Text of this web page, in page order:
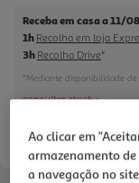
mm, ao
de cerdas. O seu
qualidade permite
resultados suaves
Receba em casa a 11/
1h Recolha em loja
3h Recolha Drive*
*Mediante disponibilidade
consultar stock >.
Ao clicar em
armazenamento
a navegação no